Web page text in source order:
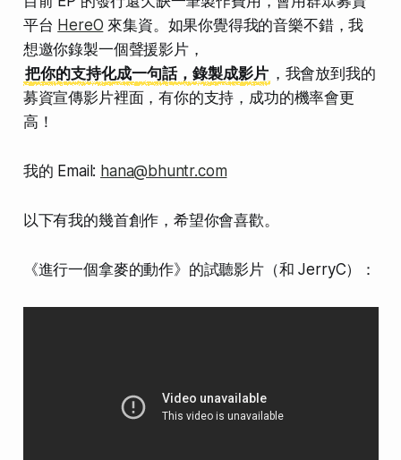
平台 HereO 來集資。如果你覺得我的音樂不錯，我
想邀你錄製一個聲援影片，
把你的支持化成一句話，錄製成影片 ，我會放到我的
募資宣傳影片裡面，有你的支持，成功的機率會更
高！
我的 Email: hana@bhuntr.com
以下有我的幾首創作，希望你會喜歡。
《進行一個拿麥的動作》的試聽影片（和 JerryC）：